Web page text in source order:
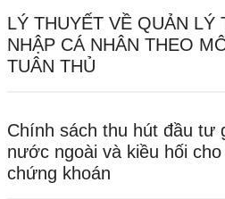
LÝ THUYẾT VỀ QUẢN LÝ
NHẬP CÁ NHÂN THEO
TUÂN THỦ
Chính sách thu hút đầu tư
nước ngoài và kiều hối
chứng khoán